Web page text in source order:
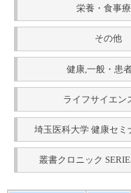
栄養・食事
その他
健康,一般・患
ライフサイエン
埼玉医科大学 健康セミ
叢書クロニック